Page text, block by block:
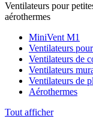
Ventilateurs pour
aérothermes
MiniVent M1
Ventilateurs
Ventilateurs de
Ventilateurs
Ventilateurs de
Aérothermes
Tout afficher